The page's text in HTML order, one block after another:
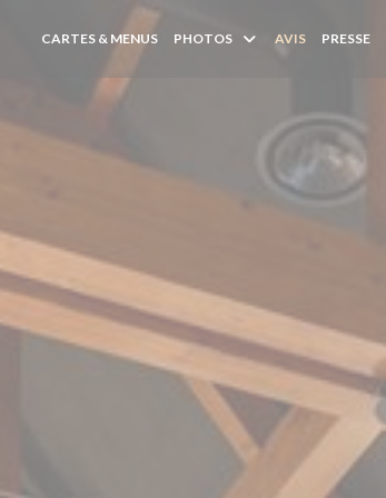
CARTES & MENUS PHOTOS AVIS PRESSE